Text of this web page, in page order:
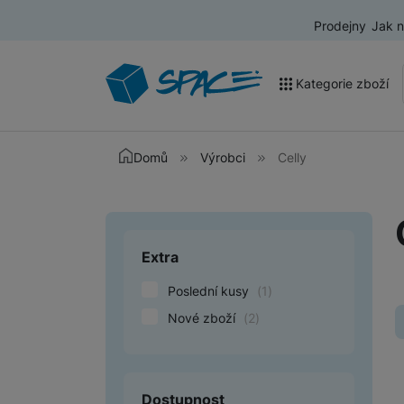
Prodejny Jak
Kategorie zboží
Akce a výprodej
Televize
Audio
Domácí spotřebiče
Domů Výrobci Celly
Upřesnit
Extra
Poslední kusy (1 )
Nové zboží (2)
Dostupnost